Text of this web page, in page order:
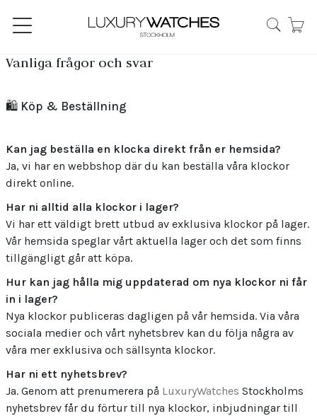
Vanliga frågor och svar
🛍️ Köp & Beställning
Kan jag beställa en klocka direkt från er hemsida?
Ja, vi har en webbshop där du kan beställa våra klockor
direkt online.
Har ni alltid alla klockor i lager?
Vi har ett väldigt brett utbud av exklusiva klockor på lager.
Vår hemsida speglar vårt aktuella lager och det som finns
tillgängligt går att köpa.
Hur kan jag hålla mig uppdaterad om nya klockor ni får
in i lager?
Nya klockor publiceras dagligen på vår hemsida. Via våra
sociala medier och vårt nyhetsbrev kan du följa några av
våra mer exklusiva och sällsynta klockor.
Har ni ett nyhetsbrev?
Ja. Genom att prenumerera på LuxuryWatches Stockholms
nyhetsbrev får du förtur till nya klockor, inbjudningar till